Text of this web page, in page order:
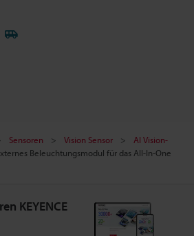
Sensoren Vision Sensor
AI Vision-
Beleuchtungsmodul für das All-In-One
KEYENCE